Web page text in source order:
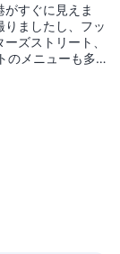
すぐに見えま
ましたし、フッ
ズストリート、
のメニューも多様
ツは昔ほど壮大
れでもホテルの
を見られて良か
になり、空港シ
たので良かった
た！